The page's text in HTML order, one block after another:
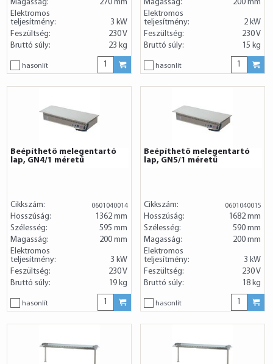
Magasság:
270 mm
Elektromos
teljesítmény:
3 kW
Feszültség:
230 V
Bruttó súly:
23 kg
hasonlít
Magasság:
200 mm
Elektromos
teljesítmény:
2 kW
Feszültség:
230 V
Bruttó súly:
15 kg
hasonlít
Beépíthető melegentartó
lap, GN4/1 méretű
Cikkszám: 0601040014
Hosszúság:
1362 mm
Szélesség:
595 mm
Magasság:
200 mm
Elektromos
teljesítmény:
3 kW
Feszültség:
230 V
Bruttó súly:
19 kg
hasonlít
Beépíthető melegentartó
lap, GN5/1 méretű
Cikkszám: 0601040015
Hosszúság:
1682 mm
Szélesség:
590 mm
Magasság:
200 mm
Elektromos
teljesítmény:
3 kW
Feszültség:
230 V
Bruttó súly:
18 kg
hasonlít